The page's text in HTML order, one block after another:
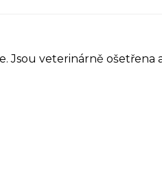
veterinárně ošetřena